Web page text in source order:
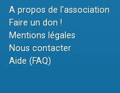
A propos de l'association
Faire un don !
Mentions légales
Nous contacter
Aide (FAQ)